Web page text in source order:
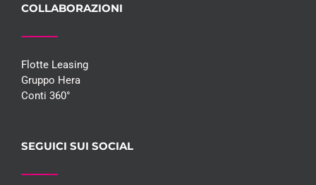
COLLABORAZIONI
Flotte Leasing
Gruppo Hera
Conti 360°
SEGUICI SUI SOCIAL